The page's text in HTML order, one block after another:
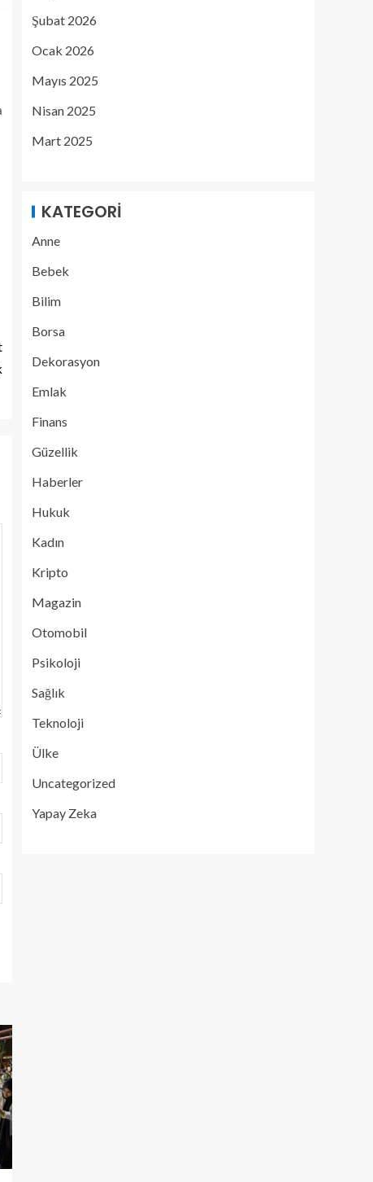
Şubat 2026
Ocak 2026
Mayıs 2025
Nisan 2025
Mart 2025
KATEGORI
Anne
Bebek
Bilim
Borsa
Dekorasyon
Emlak
Finans
Güzellik
Haberler
Hukuk
Kadın
Kripto
Magazin
Otomobil
Psikoloji
Sağlık
Teknoloji
Ülke
Uncategorized
Yapay Zeka